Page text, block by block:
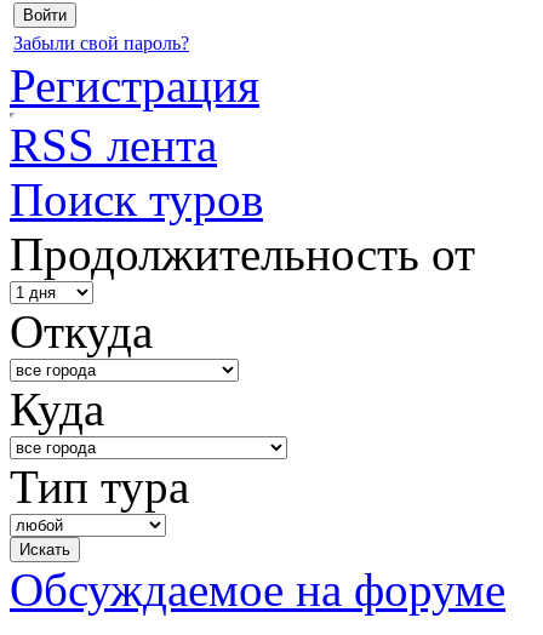
Забыли свой пароль?
Регистрация
RSS лента
Поиск туров
Продолжительность от
Откуда
Куда
Тип тура
Обсуждаемое на форуме